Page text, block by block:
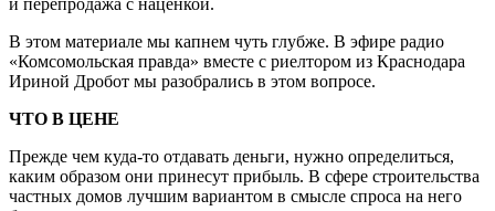
В этом материале мы капнем чуть глубже. В эфире радио
«Комсомольская правда» вместе с риелтором из Краснодара
Ириной Дробот мы разобрались в этом вопросе.
ЧТО В ЦЕНЕ
Прежде чем куда-то отдавать деньги, нужно определиться,
каким образом они принесут прибыль. В сфере строительства
частных домов лучшим вариантом в смысле спроса на него